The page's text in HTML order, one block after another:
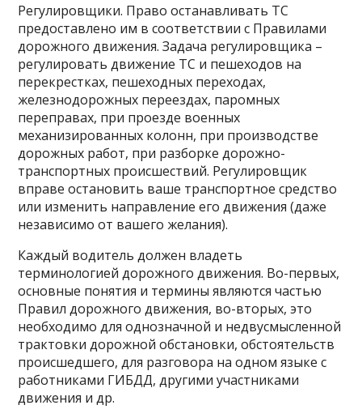
Регулировщики. Право останавливать ТС
предоставлено им в соответствии с Правилами
дорожного движения. Задача регулировщика –
регулировать движение ТС и пешеходов на
перекрестках, пешеходных переходах,
железнодорожных переездах, паромных
переправах, при проезде военных
механизированных колонн, при производстве
дорожных работ, при разборке дорожно-
транспортных происшествий. Регулировщик
вправе остановить ваше транспортное средство
или изменить направление его движения (даже
независимо от вашего желания).
Каждый водитель должен владеть
терминологией дорожного движения. Во-первых,
основные понятия и термины являются частью
Правил дорожного движения, во-вторых, это
необходимо для однозначной и недвусмысленной
трактовки дорожной обстановки, обстоятельств
происшедшего, для разговора на одном языке с
работниками ГИБДД, другими участниками
движения и др.